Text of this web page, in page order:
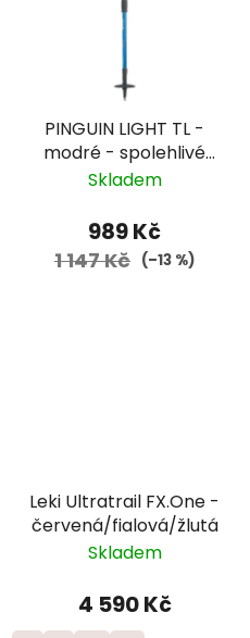
PINGUIN LIGHT TL -
modré - spolehlivé
trekové hole české
cenu
Skladem
989 Kč
1 147 Kč (–13 %)
Leki Ultratrail FX.One -
červená/fialová/žlutá
Skladem
4 590 Kč